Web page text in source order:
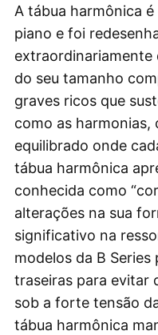
A tábua harmônica
piano e foi
extraordinariamente
do seu tamanho
graves ricos que
como as harmonias,
equilibrado onde
tábua harmônica
conhecida como
alterações na sua
significativo na
modelos da B
traseiras para evitar
sob a forte tensão
tábua harmônica